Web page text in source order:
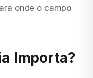
onde o campo
Importa?